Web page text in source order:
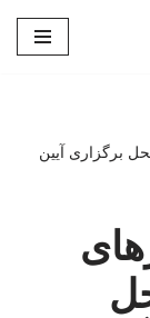
برگزاری آیین